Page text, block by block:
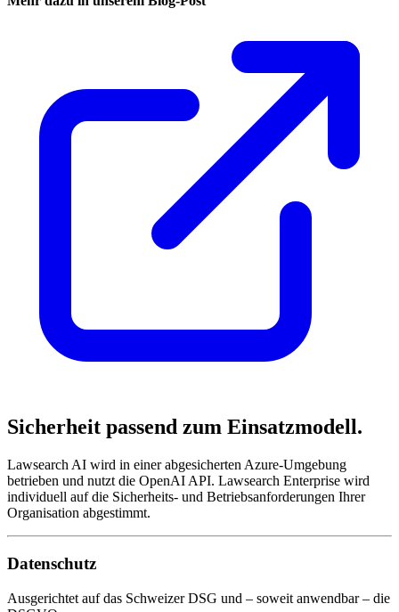
Sicherheit passend zum Einsatzmodell.
Lawsearch AI wird in einer abgesicherten Azure-Umgebung
betrieben und nutzt die OpenAI API. Lawsearch Enterprise wird
individuell auf die Sicherheits- und Betriebsanforderungen Ihrer
Organisation abgestimmt.
Datenschutz
Ausgerichtet auf das Schweizer DSG und – soweit anwendbar – die